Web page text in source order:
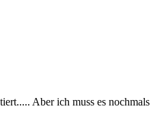
Aber ich muss es nochmals